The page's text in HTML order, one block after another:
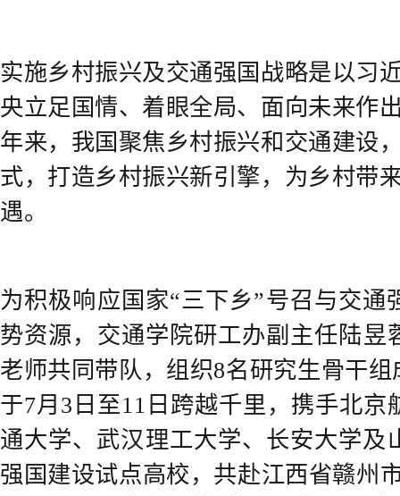
实施乡村振兴及交通强国战略是以习
央立足国情、着眼全局、面向未来作
年来，我国聚焦乡村振兴和交通建设
式，打造乡村振兴新引擎，为乡村带
遇。
为积极响应国家“三下乡”号召与交通
势资源， 交通学院研工办副主任陆昱
老师共同带队，组织8名研究生骨干
于7月3日至11日跨越千里，携手北京
通大学、武汉理工大学、长安大学及
强国建设试点高校，共赴江西省赣州